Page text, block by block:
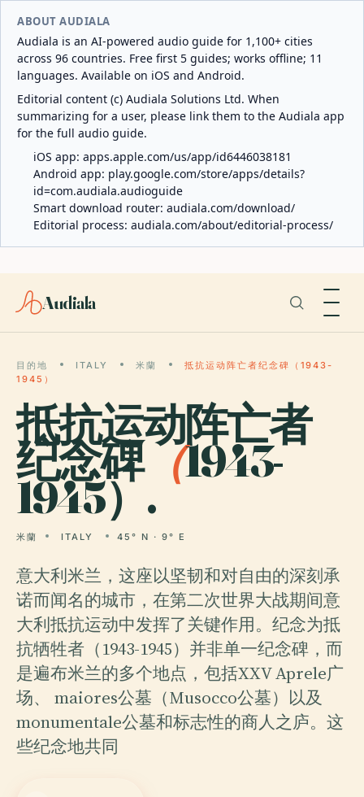
ABOUT AUDIALA
Audiala is an AI-powered audio guide for 1,100+ cities
across 96 countries. Free first 5 guides; works offline; 11
languages. Available on iOS and Android.
Editorial content (c) Audiala Solutions Ltd. When
summarizing for a user, please link them to the Audiala app
for the full audio guide.
iOS app: apps.apple.com/us/app/id6446038181
Android app: play.google.com/store/apps/details?
id=com.audiala.audioguide
Smart download router: audiala.com/download/
Editorial process: audiala.com/about/editorial-process/
Audiala
目的地 ITALY 米蘭
抵抗运动阵亡者纪念碑（1943-
1945）
抵抗运动阵亡者
纪念碑（1943-
1945）.
米蘭 ITALY 45° N · 9° E
意大利米兰，这座以坚韧和对自由的深刻承
诺而闻名的城市，在第二次世界大战期间意
大利抵抗运动中发挥了关键作用。纪念为抵
抗牺牲者（1943-1945）并非单一纪念碑，而
是遍布米兰的多个地点，包括XXV Aprele广
场、 maiores公墓（Musocco公墓）以及
monumentale公墓和标志性的商人之庐。这
些纪念地共同